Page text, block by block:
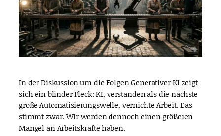
In der Diskussion um die Folgen Generativer KI zeigt
sich ein blinder Fleck: KI, verstanden als die nächste
große Automatisierungswelle, vernichte Arbeit. Das
stimmt zwar. Wir werden dennoch einen größeren
Mangel an Arbeitskräfte haben.